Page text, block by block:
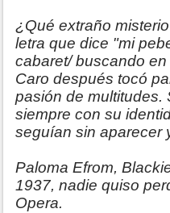
¿Qué extraño
letra que dice "mi
cabaret/ buscando
Caro después tocó
pasión de multitudes.
siempre con su
seguían sin aparecer
Paloma Efrom,
1937, nadie quiso
Opera.